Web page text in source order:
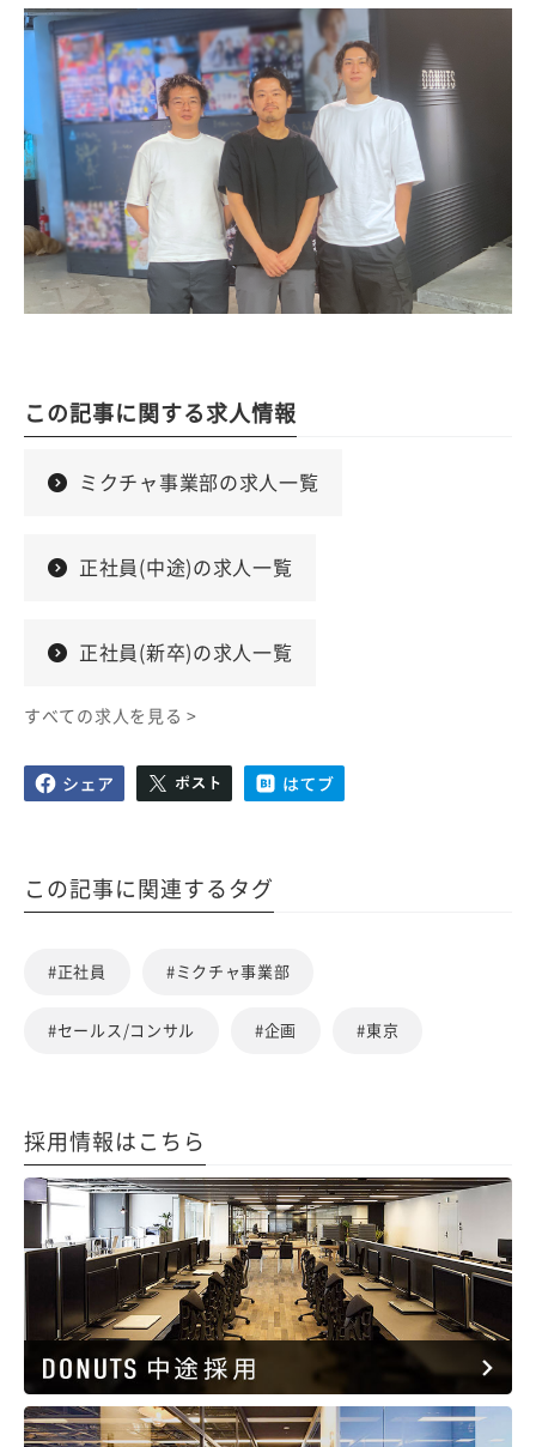
この記事に関する求人情報
ミクチャ事業部の求人一覧
正社員(中途)の求人一覧
正社員(新卒)の求人一覧
すべての求人を見る >
この記事に関連するタグ
#正社員 #ミクチャ事業部
#セールス/コンサル #企画 #東京
採用情報はこちら